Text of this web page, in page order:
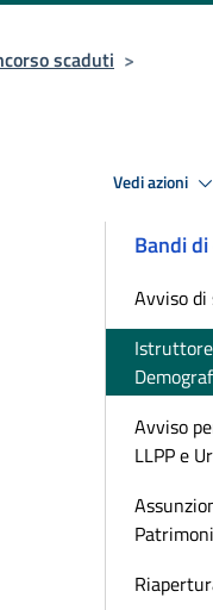
scaduti >
Vedi azioni
Bandi
Avviso
Avviso
LLPP e